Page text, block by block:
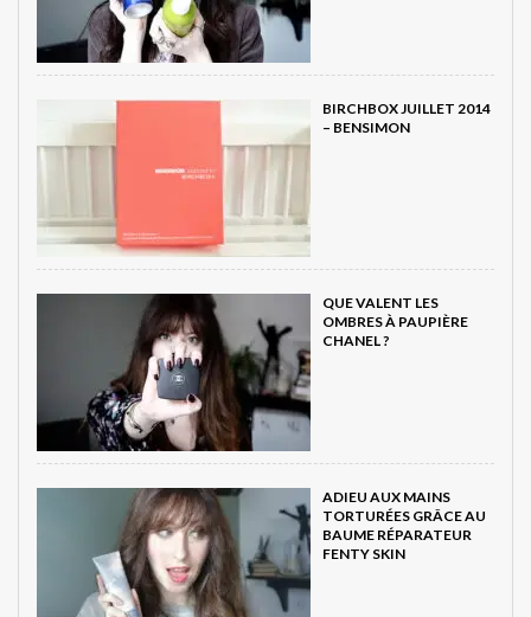
BIRCHBOX JUILLET 2014
– BENSIMON
QUE VALENT LES
OMBRES À PAUPIÈRE
CHANEL ?
ADIEU AUX MAINS
TORTURÉES GRÂCE AU
BAUME RÉPARATEUR
FENTY SKIN